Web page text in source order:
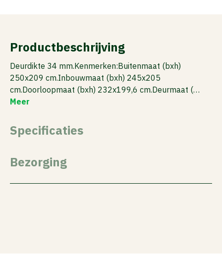
Productbeschrijving
Deurdikte 34 mm.Kenmerken:Buitenmaat (bxh)
250x209 cm.Inbouwmaat (bxh) 245x205
cm.Doorloopmaat (bxh) 232x199,6 cm.Deurmaat (…
Meer
Specificaties
Bezorging